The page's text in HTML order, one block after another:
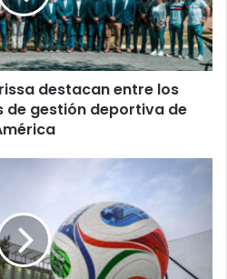
destacan entre los
de gestión deportiva de